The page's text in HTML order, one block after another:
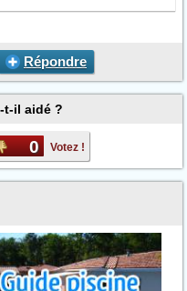
Répondre
t-il aidé ?
0 Votez !